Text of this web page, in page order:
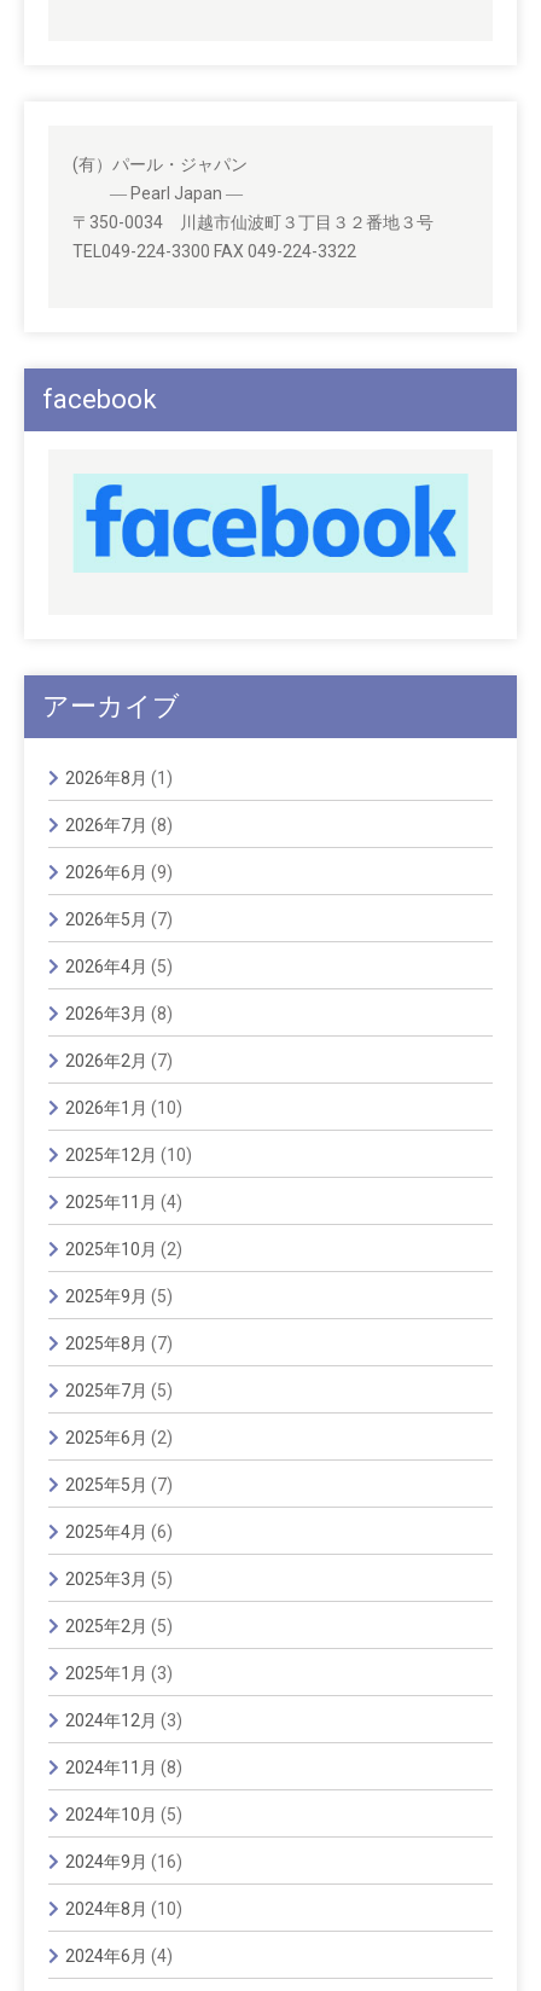
(有）パール・ジャパン
― Pearl Japan ―
〒350-0034 川越市仙波町３丁目３２番地３号
TEL049-224-3300 FAX 049-224-3322
facebook
アーカイブ
2026年8月 (1)
2026年7月 (8)
2026年6月 (9)
2026年5月 (7)
2026年4月 (5)
2026年3月 (8)
2026年2月 (7)
2026年1月 (10)
2025年12月 (10)
2025年11月 (4)
2025年10月 (2)
2025年9月 (5)
2025年8月 (7)
2025年7月 (5)
2025年6月 (2)
2025年5月 (7)
2025年4月 (6)
2025年3月 (5)
2025年2月 (5)
2025年1月 (3)
2024年12月 (3)
2024年11月 (8)
2024年10月 (5)
2024年9月 (16)
2024年8月 (10)
2024年6月 (4)